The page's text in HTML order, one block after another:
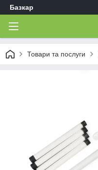
Базкар
Товари та послуги